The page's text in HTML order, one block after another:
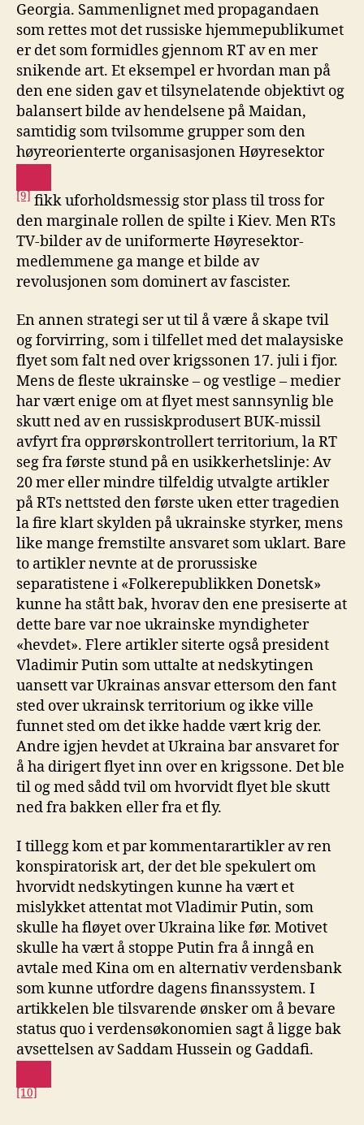
Georgia. Sammenlignet med propagandaen
som rettes mot det russiske hjemmepublikumet
er det som formidles gjennom RT av en mer
snikende art. Et eksempel er hvordan man på
den ene siden gav et tilsynelatende objektivt og
balansert bilde av hendelsene på Maidan,
samtidig som tvilsomme grupper som den
høyreorienterte organisasjonen Høyresektor
[9] fikk uforholdsmessig stor plass til tross for
den marginale rollen de spilte i Kiev. Men RTs
TV-bilder av de uniformerte Høyresektor-
medlemmene ga mange et bilde av
revolusjonen som dominert av fascister.
En annen strategi ser ut til å være å skape tvil
og forvirring, som i tilfellet med det malaysiske
flyet som falt ned over krigssonen 17. juli i fjor.
Mens de fleste ukrainske – og vestlige – medier
har vært enige om at flyet mest sannsynlig ble
skutt ned av en russiskprodusert BUK-missil
avfyrt fra opprørskontrollert territorium, la RT
seg fra første stund på en usikkerhetslinje: Av
20 mer eller mindre tilfeldig utvalgte artikler
på RTs nettsted den første uken etter tragedien
la fire klart skylden på ukrainske styrker, mens
like mange fremstilte ansvaret som uklart. Bare
to artikler nevnte at de prorussiske
separatistene i «Folkerepublikken Donetsk»
kunne ha stått bak, hvorav den ene presiserte at
dette bare var noe ukrainske myndigheter
«hevdet». Flere artikler siterte også president
Vladimir Putin som uttalte at nedskytingen
uansett var Ukrainas ansvar ettersom den fant
sted over ukrainsk territorium og ikke ville
funnet sted om det ikke hadde vært krig der.
Andre igjen hevdet at Ukraina bar ansvaret for
å ha dirigert flyet inn over en krigssone. Det ble
til og med sådd tvil om hvorvidt flyet ble skutt
ned fra bakken eller fra et fly.
I tillegg kom et par kommentarartikler av ren
konspiratorisk art, der det ble spekulert om
hvorvidt nedskytingen kunne ha vært et
mislykket attentat mot Vladimir Putin, som
skulle ha fløyet over Ukraina like før. Motivet
skulle ha vært å stoppe Putin fra å inngå en
avtale med Kina om en alternativ verdensbank
som kunne utfordre dagens finanssystem. I
artikkelen ble tilsvarende ønsker om å bevare
status quo i verdensøkonomien sagt å ligge bak
avsettelsen av Saddam Hussein og Gaddafi.
[10]